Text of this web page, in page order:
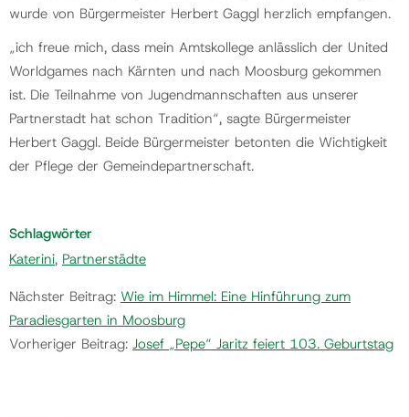
wurde von Bürgermeister Herbert Gaggl herzlich empfangen.
„ich freue mich, dass mein Amtskollege anlässlich der United
Worldgames nach Kärnten und nach Moosburg gekommen
ist. Die Teilnahme von Jugendmannschaften aus unserer
Partnerstadt hat schon Tradition“, sagte Bürgermeister
Herbert Gaggl. Beide Bürgermeister betonten die Wichtigkeit
der Pflege der Gemeindepartnerschaft.
Schlagwörter
Katerini, Partnerstädte
Nächster Beitrag: Wie im Himmel: Eine Hinführung zum
Paradiesgarten in Moosburg
Vorheriger Beitrag: Josef „Pepe“ Jaritz feiert 103. Geburtstag